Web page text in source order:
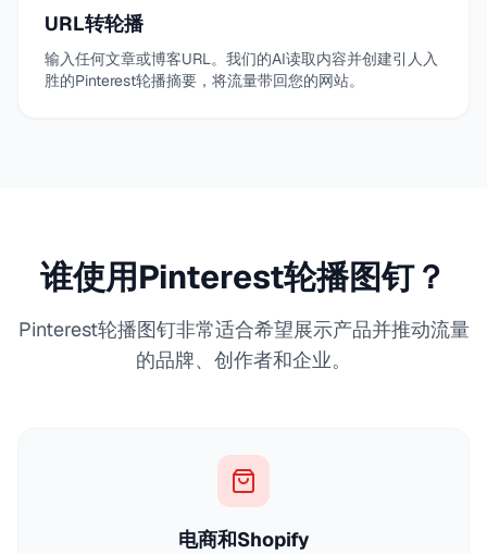
URL转轮播
输入任何文章或博客URL。我们的AI读取内容并创建引人入
胜的Pinterest轮播摘要，将流量带回您的网站。
谁使用Pinterest轮播图钉？
Pinterest轮播图钉非常适合希望展示产品并推动流量
的品牌、创作者和企业。
电商和Shopify